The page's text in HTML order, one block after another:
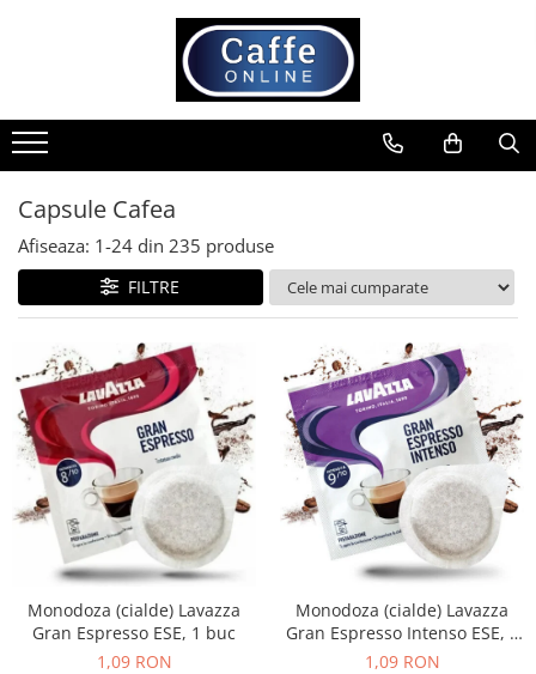
Cafea
Cafea Boabe
Capsule Cafea
Cafea Macinata
Cafea Instant
Ceai
Aparate Automate
Aparate capsule
Aparate clasice
Accesorii
Rasnite
Complementare
Capace
Cesti si farfurii
Capsule Cafea
Afiseaza: 1-24 din 235 produse
FILTRE
Monodoza (cialde) Lavazza
Gran Espresso ESE, 1 buc
1,09 RON
Monodoza (cialde) Lavazza
Gran Espresso Intenso ESE, 1
buc
1,09 RON